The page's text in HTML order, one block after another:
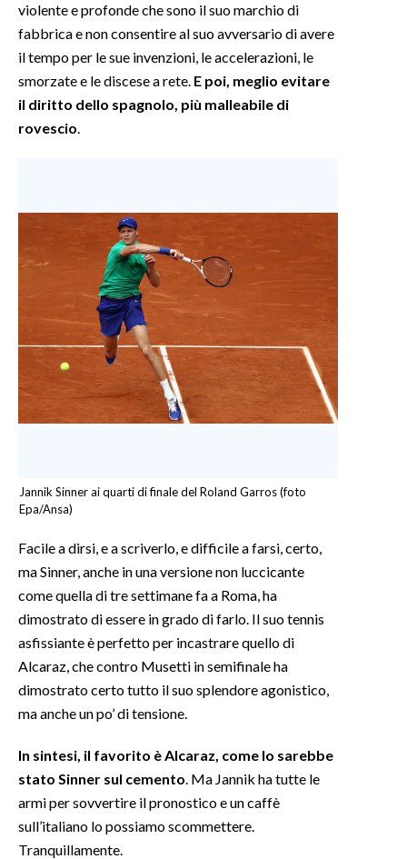
violente e profonde che sono il suo marchio di
fabbrica e non consentire al suo avversario di avere
il tempo per le sue invenzioni, le accelerazioni, le
smorzate e le discese a rete. E poi, meglio evitare
il diritto dello spagnolo, più malleabile di
rovescio
Jannik Sinner ai quarti di finale del Roland Garros (foto
Epa/Ansa)
Facile a dirsi, e a scriverlo, e difficile a farsi, certo,
ma Sinner, anche in una versione non luccicante
come quella di tre settimane fa a Roma, ha
dimostrato di essere in grado di farlo. Il suo tennis
asfissiante è perfetto per incastrare quello di
Alcaraz, che contro Musetti in semifinale ha
dimostrato certo tutto il suo splendore agonistico,
ma anche un po’ di tensione.
In sintesi, il favorito è Alcaraz, come lo sarebbe
stato Sinner sul cemento . Ma Jannik ha tutte le
armi per sovvertire il pronostico e un caffè
sull’italiano lo possiamo scommettere.
Tranquillamente.